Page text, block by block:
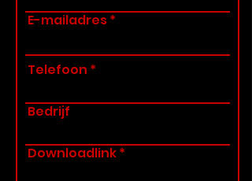
E-mailadres
Telefoon
Bedrijf
Downloadlink